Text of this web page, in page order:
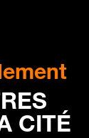
CITÉ